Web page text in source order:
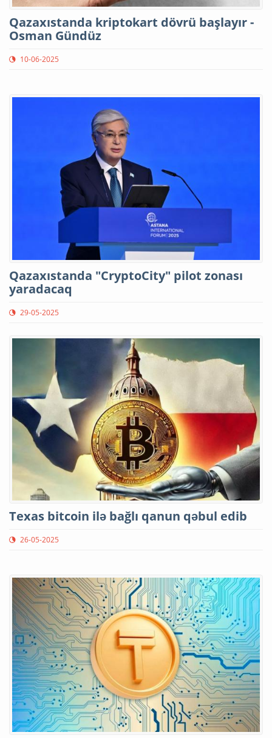
Qazaxıstanda kriptokart dövrü başlayır -
Osman Gündüz
10-06-2025
Qazaxıstanda "CryptoCity" pilot zonası
yaradacaq
29-05-2025
Texas bitcoin ilə bağlı qanun qəbul edib
26-05-2025